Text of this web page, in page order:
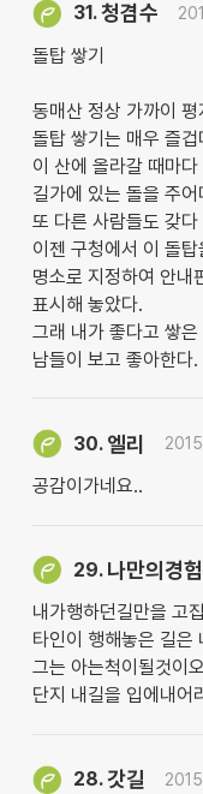
31.청겸수
돌탑 쌓기
동매산 정상 가까이 평
돌탑 쌓기는 매우 즐겁
이 산에 올라갈 때마다
길가에 있는 돌을 주
또 다른 사람들도 갖다
이젠 구청에서 이 돌탑
명소로 지정하여 안내
표시해 놓았다.
그래 내가 좋다고 쌓은
남들이 보고 좋아한다.
30. 엘리
공감이가네요..
29. 나만의경
내가행하던길만을 고
타인이 행해놓은 길은
그는 아는척이될것이
단지 내길을 입에내어
28.갓길